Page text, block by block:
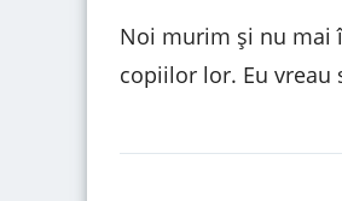
Noi murim și nu mai
copiilor lor. Eu vreau